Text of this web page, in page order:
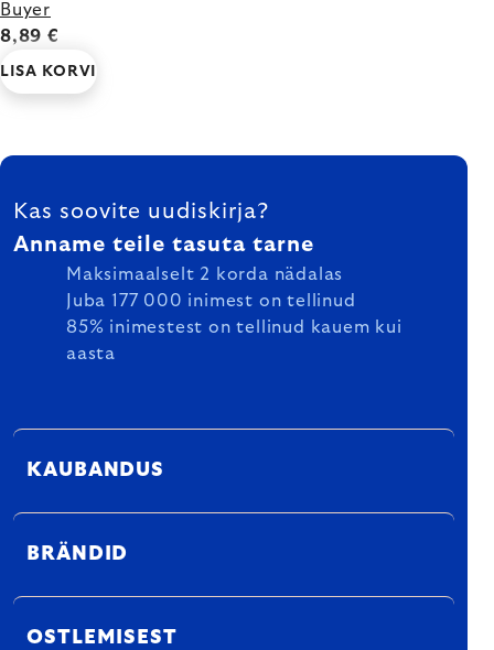
Buyer
8,89 €
LISA KORVI
FOOTER
Kas soovite uudiskirja?
Anname teile tasuta tarne
Maksimaalselt 2 korda nädalas
Juba 177 000 inimest on tellinud
85% inimestest on tellinud kauem kui
aasta
KAUBANDUS
BRÄNDID
OSTLEMISEST